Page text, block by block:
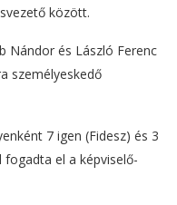
között.
Nándor és László Ferenc
személyeskedő
7 igen (Fidesz) és 3
el a képviselő-